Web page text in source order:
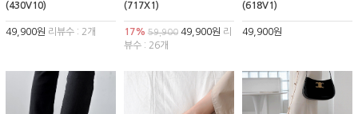
(430V10)
49,900원 리뷰수 : 2개
(717X1)
17% 59,90049,900원 리
뷰수 : 26개
(618V1)
49,900원